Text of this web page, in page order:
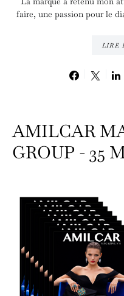
faire, une passion pour le
LIRE
AMILCAR
GROUP - 35